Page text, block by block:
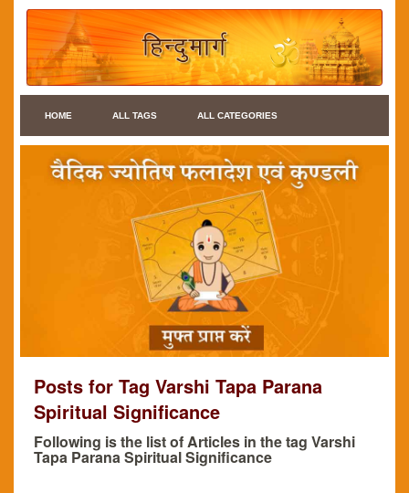
HOME ALL TAGS ALL CATEGORIES
Posts for Tag Varshi Tapa Parana
Spiritual Significance
Following is the list of Articles in the tag Varshi
Tapa Parana Spiritual Significance